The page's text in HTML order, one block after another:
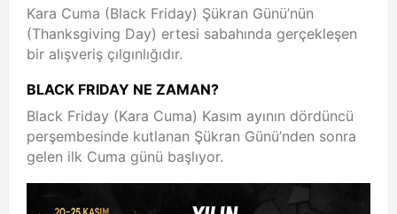
Kara Cuma (Black Friday) Şükran Günü’nün
(Thanksgiving Day) ertesi sabahında gerçekleşen
bir alışveriş çılgınlığıdır.
BLACK FRIDAY NE ZAMAN?
Black Friday (Kara Cuma) Kasım ayının dördüncü
perşembesinde kutlanan Şükran Günü’nden sonra
gelen ilk Cuma günü başlıyor.